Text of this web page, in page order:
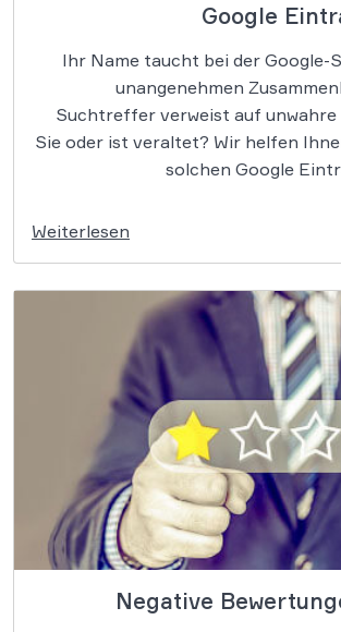
Google
Ihr Name taucht bei der Google-
unangenehmen
Suchtreffer verweist auf
Sie oder ist veraltet? Wir helfen
solchen Google
Weiterlesen
Negative